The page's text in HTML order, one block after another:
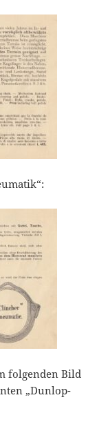
folgenden Bild
„Dunlop-